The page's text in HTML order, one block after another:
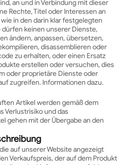
an und in Verbindung mit dieser
Rechte, Titel oder Interessen an
in den darin klar festgelegten
keinen unserer Dienste,
ändern, anpassen, übersetzen,
disassemblieren oder
zu erhalten, oder einen Ersatz
erstellen oder versuchen, dies
oder proprietäre Dienste oder
zugreifen. Informationen dazu.
Artikel werden gemäß dem
Verlustrisiko und das
gehen mit der Übergabe an den
auf unserer Website angezeigt
Verkaufspreis, der auf dem Produkt